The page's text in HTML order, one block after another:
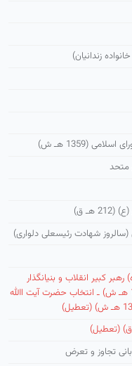
زندانیان)
(1359 هـ ش)
متحد
هـ ق)
(سالروز شهادت رئیسعلی دلواری)
كبیر انقلاب و بنیانگذار
جمهوری اسلامی ایران (1368 هـ ش) ـ انتخاب حضرت آیت االله
تجاوز و تعرض